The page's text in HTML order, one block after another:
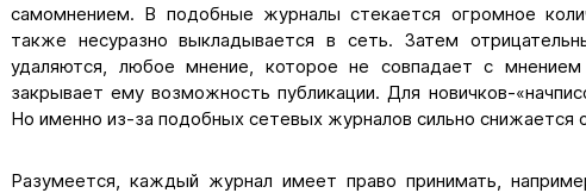
самомнением. В подобные журналы стекается огромное
также несуразно выкладывается в сеть. Затем
удаляются, любое мнение, которое не совпадает с мнением
закрывает ему возможность публикации. Для новичков-
Но именно из-за подобных сетевых журналов сильно снижается
Разумеется, каждый журнал имеет право принимать,